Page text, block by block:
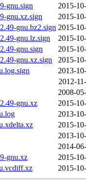
gnu.sign
2015-
gnu.xz.sign
2015-
gnu.bz2.sign 2015-
gnu.lz.sign
2015-
gnu.sign
2015-
gnu.xz.sign
2015-
2013-
2012-
2008-
gnu.xz
2015-
2013-
2015-
2013-
2014-
gnu.xz
2015-
2015-